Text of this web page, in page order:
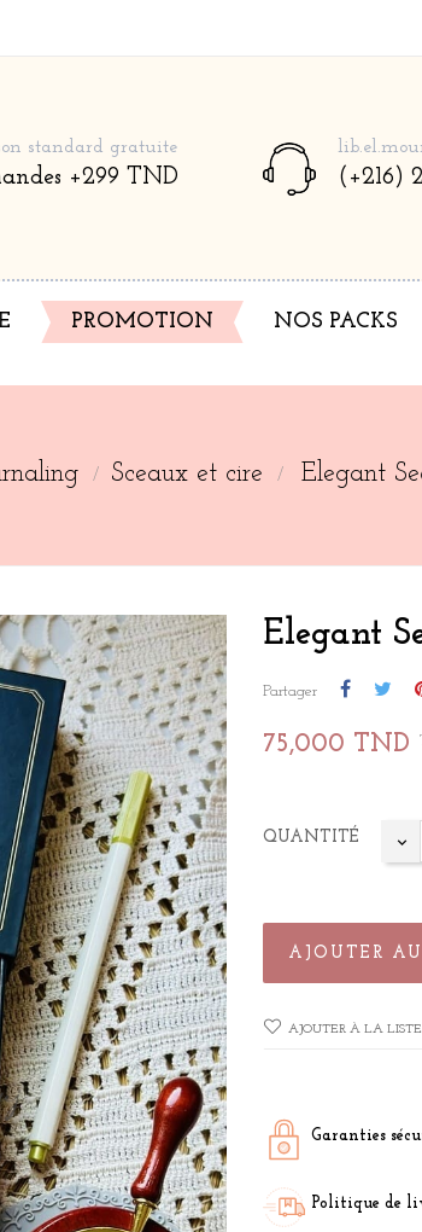
standard gratuite
+299 TND (+216)
PROMOTION
NOS PACKS
Sceaux et cire Elegant
Elegant
Partager
75,000 TND
QUANTITÉ
AJOUTER
AJOUTER À LA
Garanties
Politique de